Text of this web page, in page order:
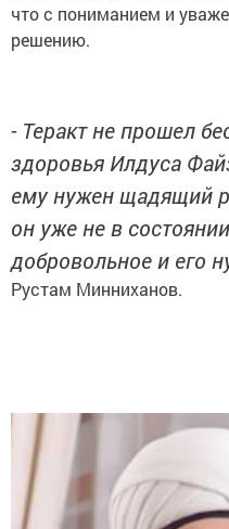
что с пониманием и
решению.
- Теракт не прошел
здоровья Илдуса
ему нужен щадящий
он уже не в
добровольное и его
Рустам Минниханов.